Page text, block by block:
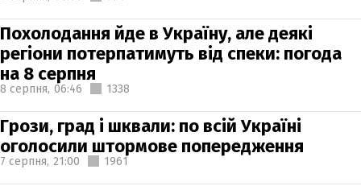
Похолодання йде в Україну, але деякі
регіони потерпатимуть від спеки: погода
на 8 серпня
8 серпня, 06:46 1338
Грози, град і шквали: по всій Україні
оголосили штормове попередження
7 серпня, 21:00 1961